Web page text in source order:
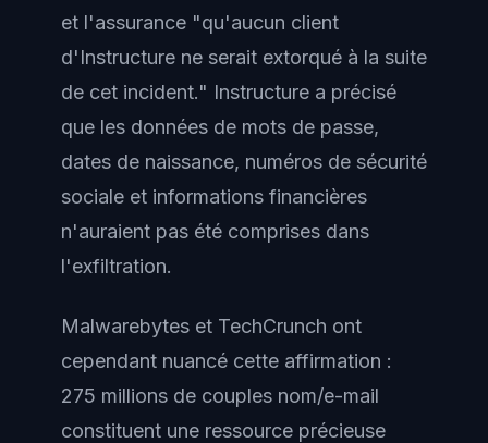
et l'assurance "qu'aucun client
d'Instructure ne serait extorqué à la suite
de cet incident." Instructure a précisé
que les données de mots de passe,
dates de naissance, numéros de sécurité
sociale et informations financières
n'auraient pas été comprises dans
l'exfiltration.
Malwarebytes et TechCrunch ont
cependant nuancé cette affirmation :
275 millions de couples nom/e-mail
constituent une ressource précieuse